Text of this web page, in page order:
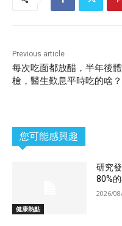
Previous article
每次吃面都放醋，半年後體
檢，醫生歎息平時吃的啥？
您可能感興趣
健康熱點
研究
80%
2026/